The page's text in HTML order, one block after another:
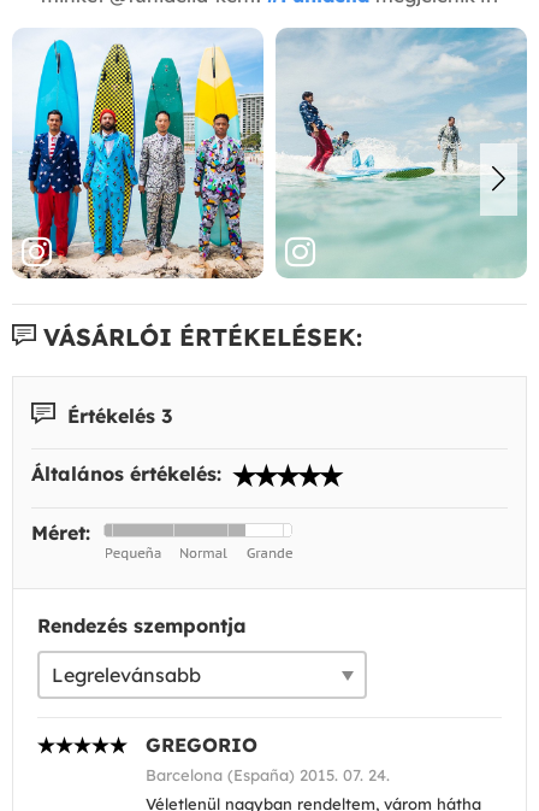
VÁSÁRLÓI ÉRTÉKELÉSEK:
Értékelés 3
Általános értékelés:
Méret:
Rendezés szempontja
GREGORIO
Barcelona (España) 2015. 07. 24.
Véletlenül nagyban rendeltem, várom hátha